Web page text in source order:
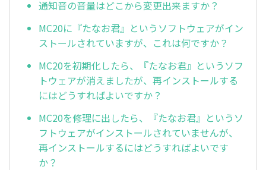
通知音の音量はどこから変更出来ますか？
MC20に『たなお君』というソフトウェアがイン
ストールされていますが、これは何ですか？
MC20を初期化したら、『たなお君』というソフ
トウェアが消えましたが、再インストールする
にはどうすればよいですか？
MC20を修理に出したら、『たなお君』というソ
フトウェアがインストールされていませんが、
再インストールするにはどうすればよいです
か？